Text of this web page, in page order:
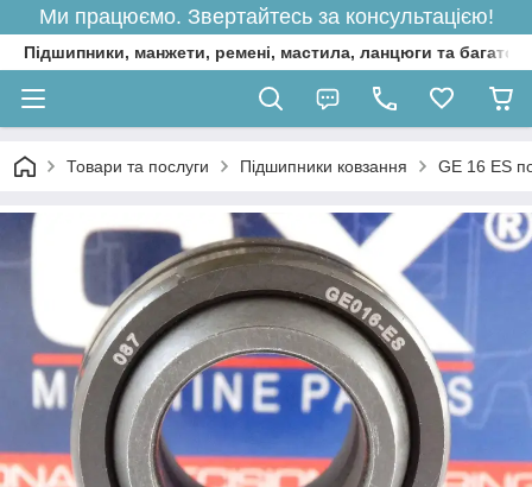
Ми працюємо. Звертайтесь за консультацією!
Підшипники, манжети, ремені, мастила, ланцюги та багато
Товари та послуги Підшипники ковзання GE 16 ES